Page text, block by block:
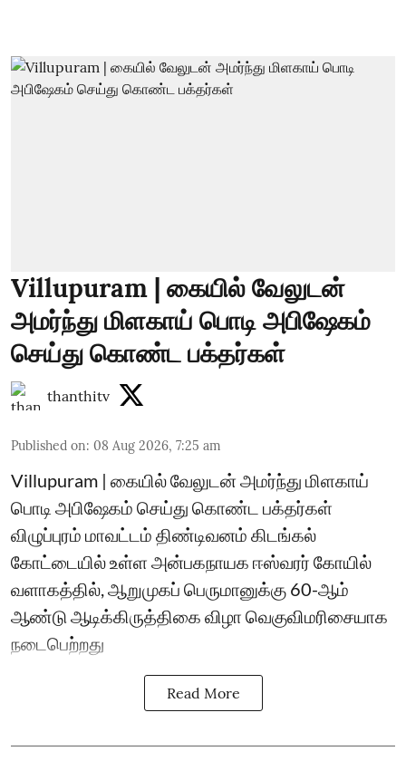
Villupuram | கையில் வேலுடன்
அமர்ந்து மிளகாய் பொடி அபிஷேகம்
செய்து கொண்ட பக்தர்கள்
thanthitv
Published on: 08 Aug 2026, 7:25 am
Villupuram | கையில் வேலுடன் அமர்ந்து மிளகாய்
பொடி அபிஷேகம் செய்து கொண்ட பக்தர்கள்
விழுப்புரம் மாவட்டம் திண்டிவனம் கிடங்கல்
கோட்டையில் உள்ள அன்பகநாயக ஈஸ்வரர் கோயில்
வளாகத்தில், ஆறுமுகப் பெருமானுக்கு 60-ஆம்
ஆண்டு ஆடிக்கிருத்திகை விழா வெகுவிமரிசையாக
நடைபெற்றது
Read More